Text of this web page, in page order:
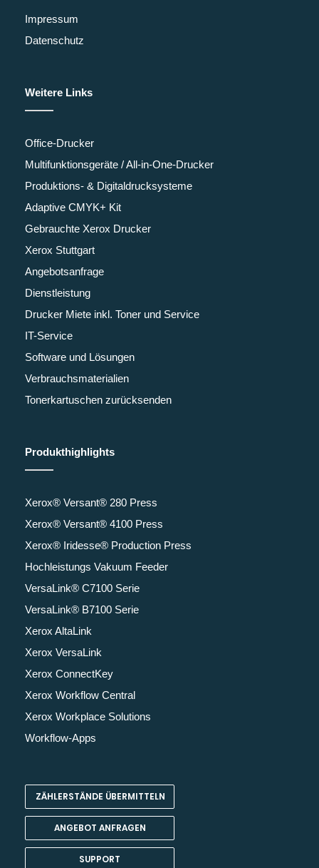
Impressum
Datenschutz
Weitere Links
Office-Drucker
Multifunktionsgeräte / All-in-One-Drucker
Produktions- & Digitaldrucksysteme
Adaptive CMYK+ Kit
Gebrauchte Xerox Drucker
Xerox Stuttgart
Angebotsanfrage
Dienstleistung
Drucker Miete inkl. Toner und Service
IT-Service
Software und Lösungen
Verbrauchsmaterialien
Tonerkartuschen zurücksenden
Produkthighlights
Xerox® Versant® 280 Press
Xerox® Versant® 4100 Press
Xerox® Iridesse® Production Press
Hochleistungs Vakuum Feeder
VersaLink® C7100 Serie
VersaLink® B7100 Serie
Xerox AltaLink
Xerox VersaLink
Xerox ConnectKey
Xerox Workflow Central
Xerox Workplace Solutions
Workflow-Apps
ZÄHLERSTÄNDE ÜBERMITTELN
ANGEBOT ANFRAGEN
SUPPORT